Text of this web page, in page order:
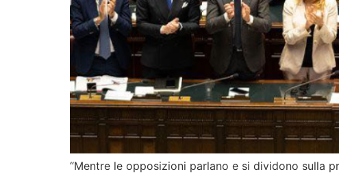
“Mentre le opposizioni parlano e si dividono sulla